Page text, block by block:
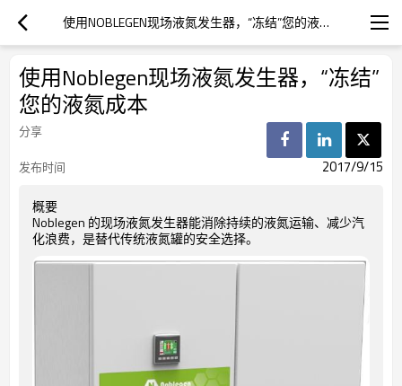
使用NOBLEGEN现场液氮发生器，“冻结”您的液氮成本
使用Noblegen现场液氮发生器，“冻结”
您的液氮成本
分享
发布时间
2017/9/15
概要
Noblegen 的现场液氮发生器能消除持续的液氮运输、减少汽
化浪费，是替代传统液氮罐的安全选择。